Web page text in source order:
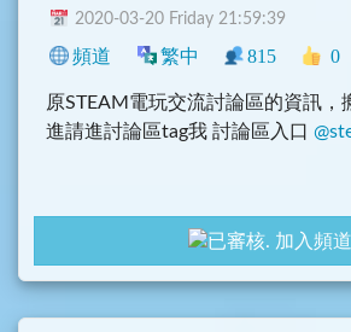
2020-03-20 Friday 21:59:39
頻道 繁中 815 0
原STEAM電玩交流討論區的資訊，
進請進討論區tag我 討論區入口
加入頻道